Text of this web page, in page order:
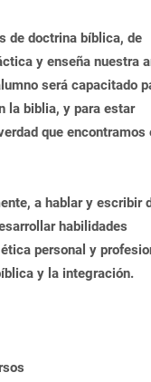
de doctrina bíblica, de
y enseña nuestra
será capacitado
la biblia, y para estar
que encontramos
a hablar y escribir
habilidades
personal y
y la integración.